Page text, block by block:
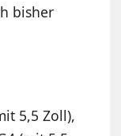
bisher
5,5 Zoll),